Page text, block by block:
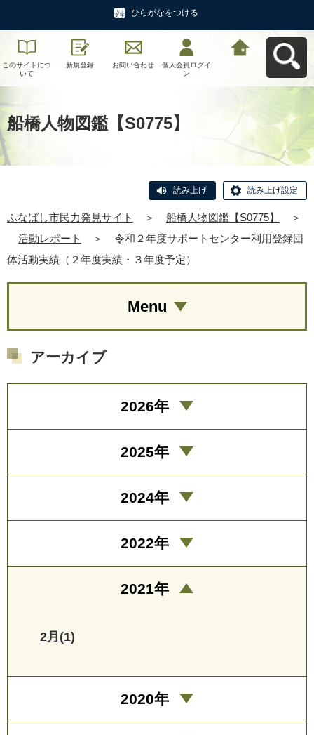
ひらがなをつける
このサイトにつ
いて
新規登録 お問い合わせ
個人会員ログイ
ン
船橋人物図鑑【S0775】
読み上げ 読み上げ設定
ふなばし市民力発見サイト ＞ 船橋人物図鑑【S0775】
＞
活動レポート
＞
令和２年度サポートセンター利用登録団
体活動実績（２年度実績・３年度予定）
Menu
アーカイブ
2026年
2025年
2024年
2022年
2021年
2月(1)
2020年